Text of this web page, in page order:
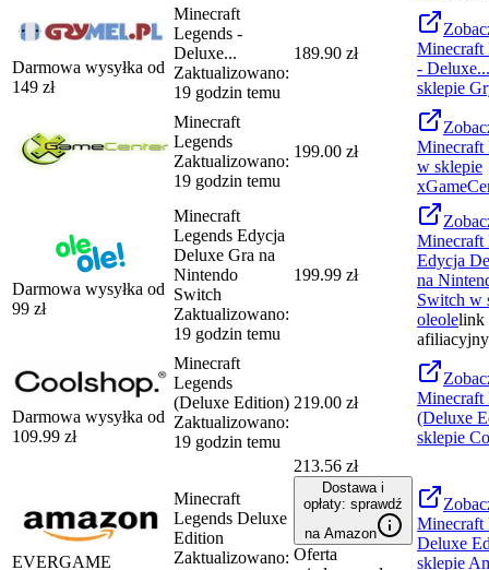
Darmowa wysyłka od
149 zł
Minecraft
Legends -
Deluxe...
Zaktualizowano:
19 godzin temu
189.90 zł
Minecraft
- Deluxe...
sklepie
Minecraft
Legends
Zaktualizowano:
19 godzin temu
199.00 zł
Minecraft
w sklepie
Darmowa wysyłka od
99 zł
Minecraft
Legends Edycja
Deluxe Gra na
Nintendo
Switch
Zaktualizowano:
19 godzin temu
199.99 zł
Minecraft
Edycja
na
Switch w
oleolelink
afiliacyjny
Darmowa wysyłka od
109.99 zł
Minecraft
Legends
(Deluxe Edition)
Zaktualizowano:
19 godzin temu
219.00 zł
Minecraft
(Deluxe
sklepie
EVERGAME
Minecraft
Legends Deluxe
Edition
Zaktualizowano:
213.56 zł
Dostawa i
opłaty: sprawdź
na Amazon
Oferta
Minecraft
Deluxe
sklepie